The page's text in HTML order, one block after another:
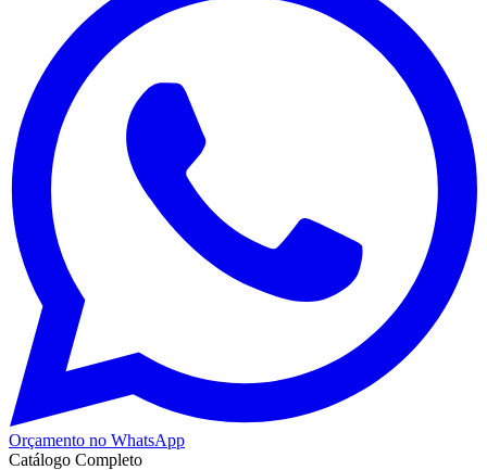
Orçamento no WhatsApp
Catálogo Completo